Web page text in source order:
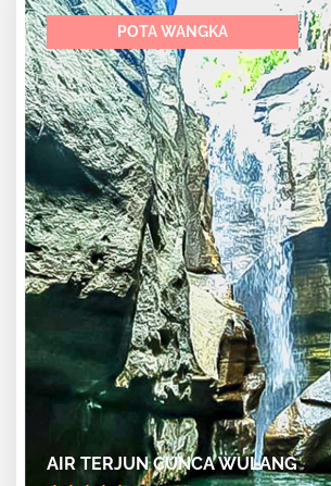
POTA WANGKA
AIR TERJUN CUNCA WULANG